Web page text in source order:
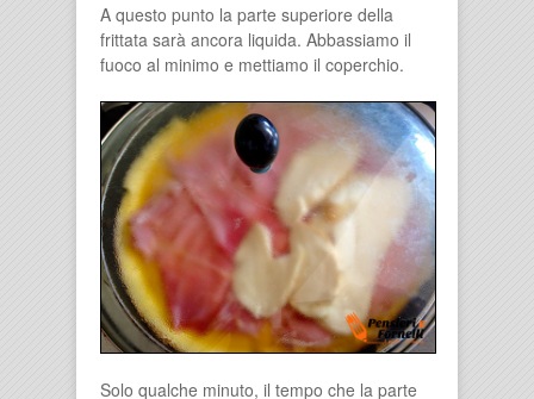
A questo punto la parte superiore della
frittata sarà ancora liquida. Abbassiamo il
fuoco al minimo e mettiamo il coperchio.
Solo qualche minuto, il tempo che la parte